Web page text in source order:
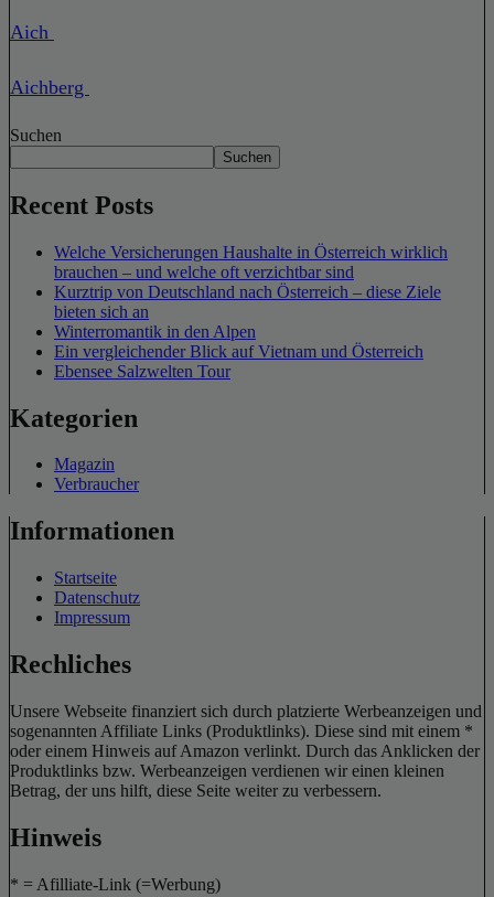
Aich
Aichberg
Suchen
Suchen
Recent Posts
Welche Versicherungen Haushalte in Österreich wirklich
brauchen – und welche oft verzichtbar sind
Kurztrip von Deutschland nach Österreich – diese Ziele
bieten sich an
Winterromantik in den Alpen
Ein vergleichender Blick auf Vietnam und Österreich
Ebensee Salzwelten Tour
Kategorien
Magazin
Verbraucher
Informationen
Startseite
Datenschutz
Impressum
Rechliches
Unsere Webseite finanziert sich durch platzierte Werbeanzeigen und
sogenannten Affiliate Links (Produktlinks). Diese sind mit einem *
oder einem Hinweis auf Amazon verlinkt. Durch das Anklicken der
Produktlinks bzw. Werbeanzeigen verdienen wir einen kleinen
Betrag, der uns hilft, diese Seite weiter zu verbessern.
Hinweis
* = Afilliate-Link (=Werbung)